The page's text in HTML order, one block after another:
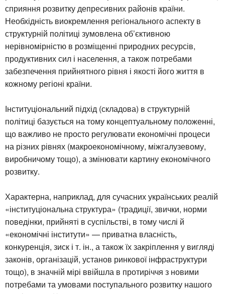
сприяння розвитку депресивних районів країни.
Необхідність виокремлення регіонального аспекту в
структурній політиці зумовлена об’єктивною
нерівномірністю в розміщенні природних ресурсів,
продуктивних сил і населення, а також потребами
забезпечення прийнятного рівня і якості його життя в
кожному регіоні країни.
Інституціональний підхід (складова) в структурній
політиці базується на тому концептуальному положенні,
що важливо не просто регулювати економічні процеси
на різних рівнях (макроекономічному, міжгалузевому,
виробничому тощо), а змінювати картину економічного
розвитку.
Характерна, наприклад, для сучасних українських реалій
«інституціональна структура» (традиції, звички, норми
поведінки, прийняті в суспільстві, в тому числі й
«економічні інститути» — приватна власність,
конкуренція, зиск і т. ін., а також їх закріплення у вигляді
законів, організацій, установ ринкової інфраструктури
тощо), в значній мірі ввійшла в протиріччя з новими
потребами та умовами поступального розвитку нашого